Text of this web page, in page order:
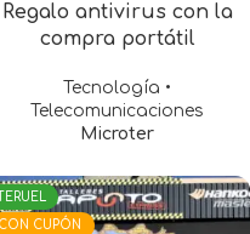
Regalo antivirus con la
compra portátil
Tecnología •
Telecomunicaciones
Microter
TERUEL
CON CUPÓN